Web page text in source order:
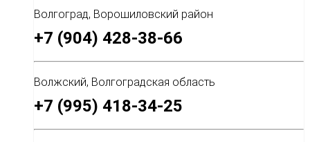
Волгоград, Ворошиловский район
+7 (904) 428-38-66
Волжский, Волгоградская область
+7 (995) 418-34-25